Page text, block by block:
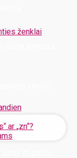
ženklai
ar „zn“?
el. paštu